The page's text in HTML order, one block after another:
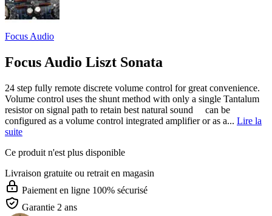
Focus Audio
Focus Audio Liszt Sonata
24 step fully remote discrete volume control for great convenience.
Volume control uses the shunt method with only a single Tantalum
resistor on signal path to retain best natural sound can be
configured as a volume control integrated amplifier or as a... Lire la
suite
Ce produit n'est plus disponible
Livraison gratuite ou retrait en magasin
Paiement en ligne 100% sécurisé
Garantie 2 ans